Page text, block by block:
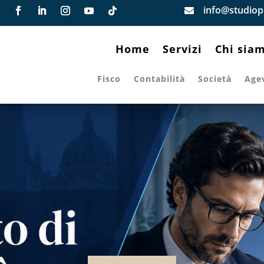

Home Servizi Chi
Fisco Contabilità Società